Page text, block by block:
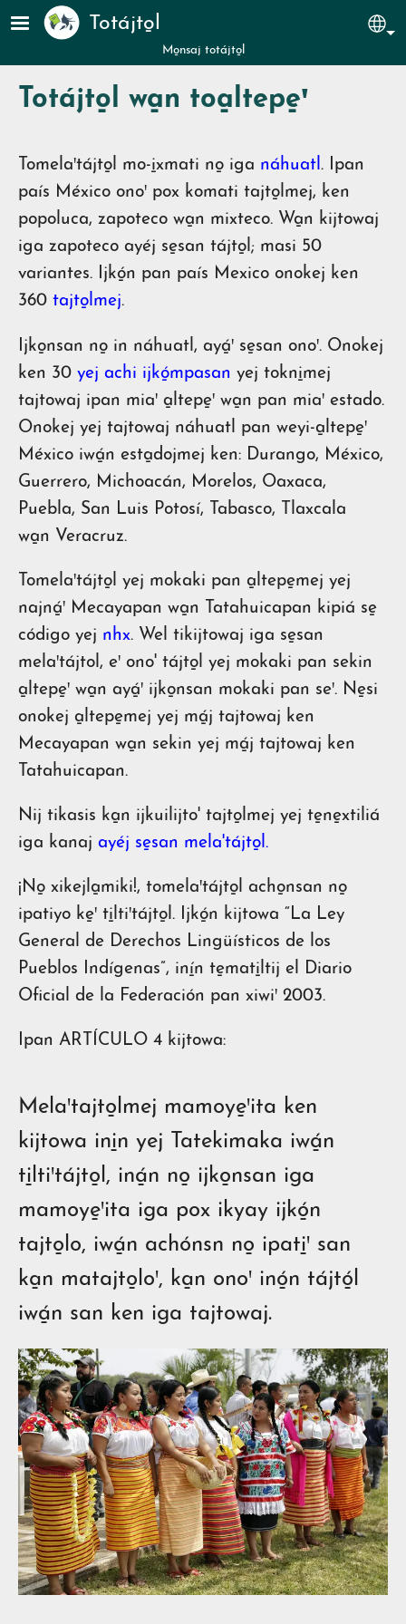
Pasar al contenido principal
Totájto̱l
Mo̱nsaj totájto̱l
Totájto̱l wa̱n toa̱ltepe̱ꞌ
Tomelaꞌtájto̱l mo-i̱xmati no̱ iga náhuatl. Ipan
país México onoꞌ pox komati tajto̱lmej, ken
popoluca, zapoteco wa̱n mixteco. Wa̱n kijtowaj
iga zapoteco ayéj se̱san tájto̱l; masi 50
variantes. Ijkó̱n pan país Mexico onokej ken
360 tajto̱lmej.
Ijko̱nsan no̱ in náhuatl, ayá̱ꞌ se̱san onoꞌ. Onokej
ken 30 yej achi ijkó̱mpasan yej tokni̱mej
tajtowaj ipan miaꞌ a̱ltepe̱ꞌ wa̱n pan miaꞌ estado.
Onokej yej tajtowaj náhuatl pan weyi-a̱ltepe̱ꞌ
México iwá̱n esta̱dojmej ken: Durango, México,
Guerrero, Michoacán, Morelos, Oaxaca,
Puebla, San Luis Potosí, Tabasco, Tlaxcala
wa̱n Veracruz.
Tomelaꞌtájto̱l yej mokaki pan a̱ltepe̱mej yej
najná̱ꞌ Mecayapan wa̱n Tatahuicapan kipiá se̱
código yej nhx. Wel tikijtowaj iga se̱san
melaꞌtájtol, eꞌ ono' tájto̱l yej mokaki pan sekin
a̱ltepe̱ꞌ wa̱n ayá̱ꞌ ijko̱nsan mokaki pan seꞌ. Ne̱si
onokej a̱ltepe̱mej yej má̱j tajtowaj ken
Mecayapan wa̱n sekin yej má̱j tajtowaj ken
Tatahuicapan.
Nij tikasis ka̱n ijkuilijto' tajto̱lmej yej te̱ne̱xtiliá
iga kanaj ayéj se̱san mela'tájto̱l.
¡No̱ xikejla̱miki!, tomelaꞌtájto̱l acho̱nsan no̱
ipatiyo ke̱ꞌ ti̱ltiꞌtájto̱l. Ijkó̱n kijtowa “La Ley
General de Derechos Lingüísticos de los
Pueblos Indígenas”, iní̱n te̱mati̱ltij el Diario
Oficial de la Federación pan xiwiꞌ 2003.
Ipan ARTÍCULO 4 kijtowa:
Melaꞌtajto̱lmej mamoye̱ꞌita ken
kijtowa ini̱n yej Tatekimaka iwá̱n
ti̱ltiꞌtájto̱l, iná̱n no̱ ijko̱nsan iga
mamoye̱ꞌita iga pox ikyay ijkó̱n
tajto̱lo, iwá̱n achónsn no̱ ipati̱ꞌ san
ka̱n matajto̱loꞌ, ka̱n onoꞌ inó̱n tájtó̱l
iwá̱n san ken iga tajtowaj.